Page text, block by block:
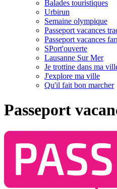
Balades touristiques
Urbirun
Semaine olympique
Passeport vacances
Passeport vacances
SPort'ouverte
Lausanne Sur Mer
Je trottine dans ma
J'explore ma ville
Qu'il fait bon marcher
Passeport